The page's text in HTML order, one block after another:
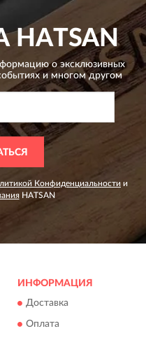
HATSAN
о эксклюзивных
и многом другом
Конфиденциальности и
HATSAN
ИНФОРМАЦИЯ
Доставка
Оплата